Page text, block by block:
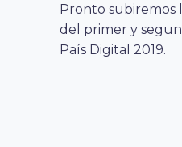
Pronto subiremos
del primer y
País Digital 2019.